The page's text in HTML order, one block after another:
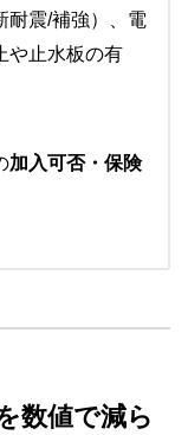
耐震/補強）、電
や止水板の有
加入可否・保険
数値で減ら